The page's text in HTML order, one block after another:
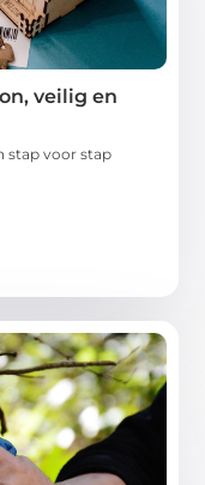
veilig en
stap voor stap